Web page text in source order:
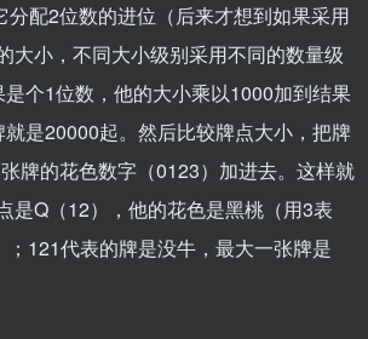
配2位数的进位（后来才想到如果采用
大小，不同大小级别采用不同的数量级
个1位数，他的大小乘以1000加到结果
是20000起。然后比较牌点大小，把牌
牌的花色数字（0123）加进去。这样就
是Q（12），他的花色是黑桃（用3表
121代表的牌是没牛，最大一张牌是